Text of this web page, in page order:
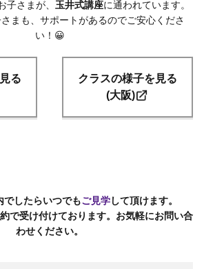
子さまが、 玉井式講座に通われています。
まも、サポートがあるのでご安心くださ
い！😀
る
クラスの様子を見る
(大阪)
でしたらいつでもご見学して頂けます。
で受け付けております。お気軽にお問い合
わせください。